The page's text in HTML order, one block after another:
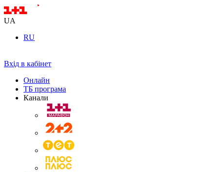
UA
RU
Вхід в кабінет
Онлайн
ТБ програма
Канали